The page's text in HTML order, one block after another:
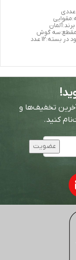
گوش
بسته:12 عدد
آخرین تخفیف‌ها و
کنید.